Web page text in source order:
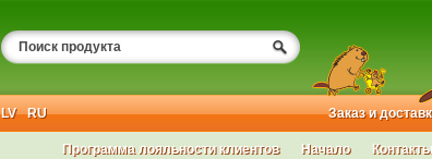
LV RU Заказ и
Контакты
Начало
Программа лояльности клиентов